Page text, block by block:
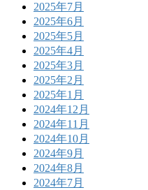
2025年7月
2025年6月
2025年5月
2025年4月
2025年3月
2025年2月
2025年1月
2024年12月
2024年11月
2024年10月
2024年9月
2024年8月
2024年7月